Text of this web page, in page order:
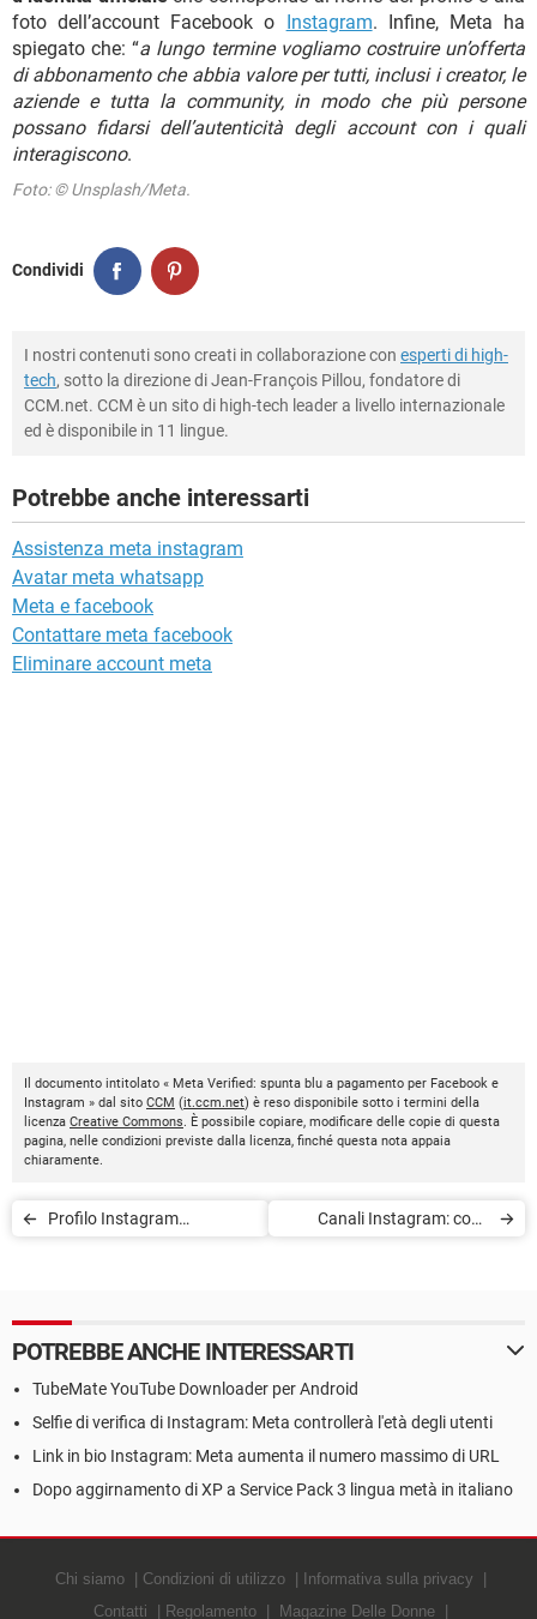
foto dell’account Facebook o Instagram. Infine, Meta ha
spiegato che: “a lungo termine vogliamo costruire un’offerta
di abbonamento che abbia valore per tutti, inclusi i creator, le
aziende e tutta la community, in modo che più persone
possano fidarsi dell’autenticità degli account con i quali
interagiscono.
Foto: © Unsplash/Meta.
Condividi
I nostri contenuti sono creati in collaborazione con esperti di high-
tech, sotto la direzione di Jean-François Pillou, fondatore di
CCM.net. CCM è un sito di high-tech leader a livello internazionale
ed è disponibile in 11 lingue.
Potrebbe anche interessarti
Assistenza meta instagram
Avatar meta whatsapp
Meta e facebook
Contattare meta facebook
Eliminare account meta
Il documento intitolato « Meta Verified: spunta blu a pagamento per Facebook e
Instagram » dal sito CCM (it.ccm.net) è reso disponibile sotto i termini della
licenza Creative Commons. È possibile copiare, modificare delle copie di questa
pagina, nelle condizioni previste dalla licenza, finché questa nota appaia
chiaramente.
Profilo Instagram
Canali Instagram: cosa
POTREBBE ANCHE INTERESSARTI
TubeMate YouTube Downloader per Android
Selfie di verifica di Instagram: Meta controllerà l'età degli utenti
Link in bio Instagram: Meta aumenta il numero massimo di URL
Dopo aggirnamento di XP a Service Pack 3 lingua metà in italiano
Chi siamo Condizioni di utilizzo
Informativa sulla privacy
Contatti
Regolamento Magazine Delle Donne